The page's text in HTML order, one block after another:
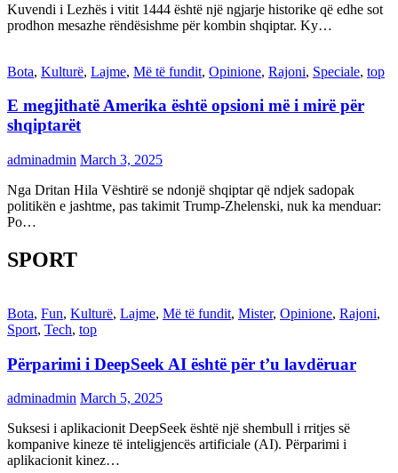
Kuvendi i Lezhës i vitit 1444 është një ngjarje historike që edhe sot
prodhon mesazhe rëndësishme për kombin shqiptar. Ky…
Bota, Kulturë, Lajme, Më të fundit, Opinione, Rajoni, Speciale, top
E megjithatë Amerika është opsioni më i mirë për
shqiptarët
adminadmin March 3, 2025
Nga Dritan Hila Vështirë se ndonjë shqiptar që ndjek sadopak
politikën e jashtme, pas takimit Trump-Zhelenski, nuk ka menduar:
Po…
SPORT
Bota, Fun, Kulturë, Lajme, Më të fundit, Mister, Opinione, Rajoni,
Sport, Tech, top
Përparimi i DeepSeek AI është për t’u lavdëruar
adminadmin March 5, 2025
Suksesi i aplikacionit DeepSeek është një shembull i rritjes së
kompanive kineze të inteligjencës artificiale (AI). Përparimi i
aplikacionit kinez…